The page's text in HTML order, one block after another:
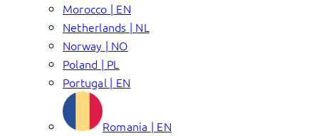
Morocco | EN
Netherlands | NL
Norway | NO
Poland | PL
Portugal | EN
Romania | EN